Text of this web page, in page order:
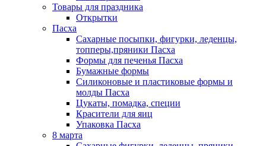
Товары для праздника
Открытки
Пасха
Сахарные посыпки, фигурки, леденцы,
топперы,пряники Пасха
Формы для печенья Пасха
Бумажные формы
Силиконовые и пластиковые формы и
молды Пасха
Цукаты, помадка, специи
Красители для яиц
Упаковка Пасха
8 марта